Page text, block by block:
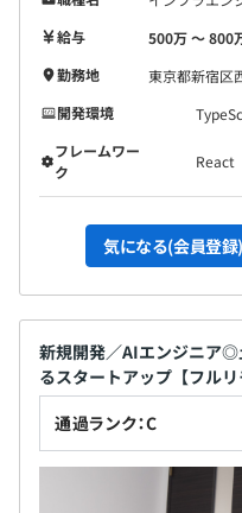
給与
500万 〜 800
勤務地
東京都新宿区
開発環境
フレームワー
ク
React
気になる(会員登録)
新規開発／AIエンジニア
るスタートアップ【フル
通過ランク：C